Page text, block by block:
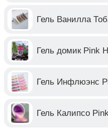
Гель Ванилла
Гель домик Pink
Гель Инфлюэнс
Гель Калипсо